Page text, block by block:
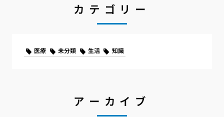
カテゴリー
医療 未分類 生活 知識
アーカイブ